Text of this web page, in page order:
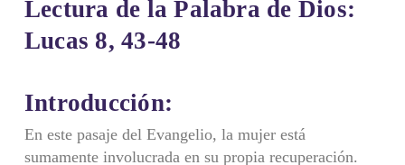
Lectura de la Palabra de Dios:
Lucas 8, 43-48
Introducción:
En este pasaje del Evangelio, la mujer está
sumamente involucrada en su propia recuperación.